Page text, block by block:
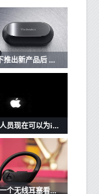
JBL和松下推出新产品后 苹果AirPods的竞争加剧
苹果开发人员现在可以为iOS和Mac应用程序创建单一购买的应用程序版本
苹果的下一个无线耳塞看起来很像Beats Powerbeats Pro